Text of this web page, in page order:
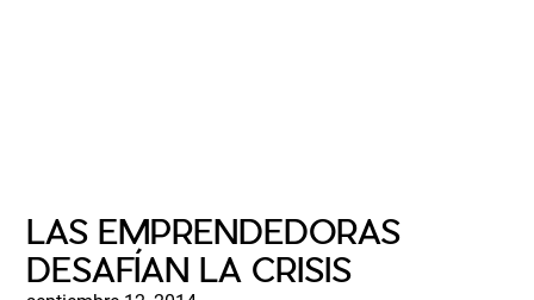
LAS EMPRENDEDORAS
DESAFÍAN LA CRISIS